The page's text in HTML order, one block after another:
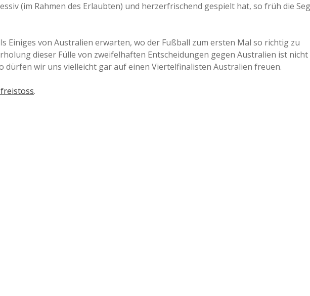
(im Rahmen des Erlaubten) und herzerfrischend gespielt hat, so früh die
Einiges von Australien erwarten, wo der Fußball zum ersten Mal so richtig zu
dieser Fülle von zweifelhaften Entscheidungen gegen Australien ist nicht
dürfen wir uns vielleicht gar auf einen Viertelfinalisten Australien freuen.
.